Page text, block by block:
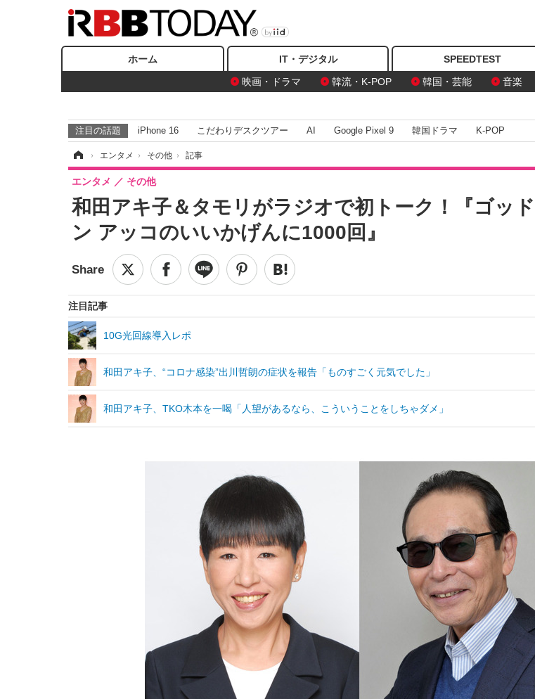
ホーム IT・デジタル SPEEDTEST
映画・ドラマ
韓流・K-POP 韓国・芸能 音楽
注目の話題 iPhone 16 こだわりデスクツアー AI Google Pixel 9 韓国ドラマ K-POP
› エンタメ › その他 › 記事
和田アキ子＆タモリがラジオで初トーク！『ゴッ
ン アッコのいいかげんに1000回』
エンタメ その他
注目記事
10G光回線導入レポ
和田アキ子、“コロナ感染”出川哲朗の症状を報告「ものすごく元気でした」
和田アキ子、TKO木本を一喝「人望があるなら、こういうことをしちゃダメ」